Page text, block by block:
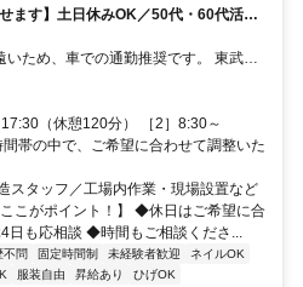
ます】土日休みOK／50代・60代活躍
ため、車での通勤推奨です。 東武ス
より車で18分 JR武蔵野線「吉川駅」
クライン「野田市駅」より車で14分
げん台駅」より車で15分
（休憩120分） ［2］8:30～
帯の中で、ご希望に合わせて調整いた
スタッフ／工場内作業・現場設置など
こがポイント！】 ◆休日はご希望に合
日も応相談 ◆時間もご相談くださ...
不問 固定時間制 未経験者歓迎
ネイルOK
服装自由 昇給あり
ひげOK